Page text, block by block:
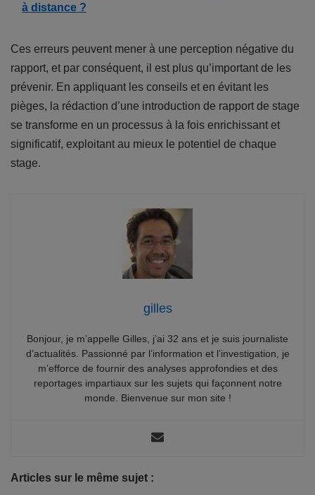
à distance ?
Ces erreurs peuvent mener à une perception négative du
rapport, et par conséquent, il est plus qu’important de les
prévenir. En appliquant les conseils et en évitant les
pièges, la rédaction d’une introduction de rapport de stage
se transforme en un processus à la fois enrichissant et
significatif, exploitant au mieux le potentiel de chaque
stage.
gilles
Bonjour, je m’appelle Gilles, j’ai 32 ans et je suis journaliste
d’actualités. Passionné par l’information et l’investigation, je
m’efforce de fournir des analyses approfondies et des
reportages impartiaux sur les sujets qui façonnent notre
monde. Bienvenue sur mon site !
Articles sur le même sujet :